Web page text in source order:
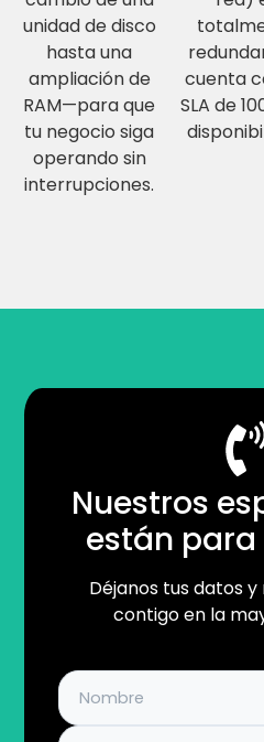
unidad de disco
hasta una
ampliación de
RAM—para que
tu negocio siga
operando sin
interrupciones.
cuenta
SLA de
Nuestros
están
Déjanos tus datos
contigo en la